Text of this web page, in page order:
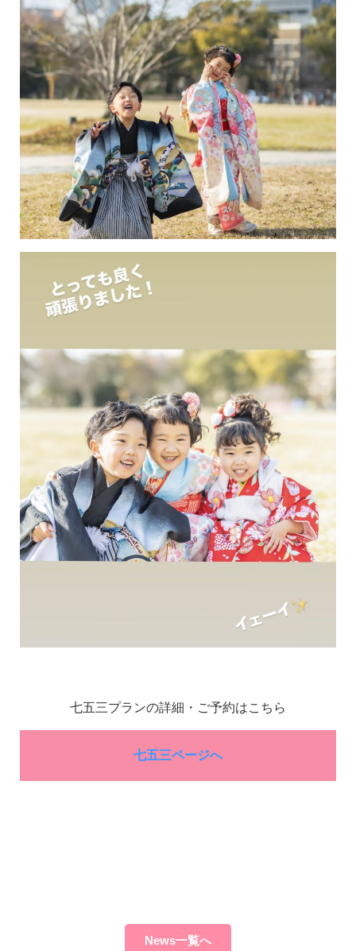
七五三プランの詳細・ご予約はこちら
七五三ページへ
News一覧へ